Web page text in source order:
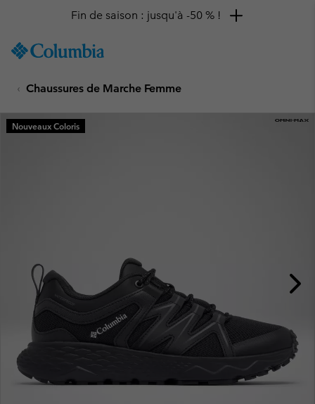
TO
SKIP
MAIN
NAV
Fin de saison : jusqu'à -50 % !
Chaussures de Marche Femme
Nouveaux Coloris